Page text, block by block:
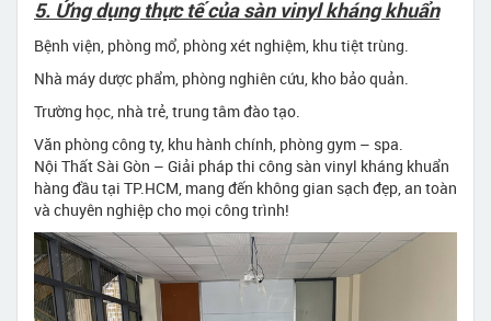
5. Ứng dụng thực tế của sàn vinyl kháng khuẩn
Bệnh viện, phòng mổ, phòng xét nghiệm, khu tiệt trùng.
Nhà máy dược phẩm, phòng nghiên cứu, kho bảo quản.
Trường học, nhà trẻ, trung tâm đào tạo.
Văn phòng công ty, khu hành chính, phòng gym – spa.
Nội Thất Sài Gòn – Giải pháp thi công sàn vinyl kháng khuẩn
hàng đầu tại TP.HCM, mang đến không gian sạch đẹp, an toàn
và chuyên nghiệp cho mọi công trình!